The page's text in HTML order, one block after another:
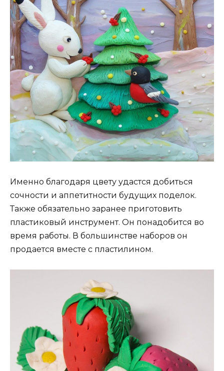
Именно благодаря цвету удастся добиться
сочности и аппетитности будущих поделок.
Также обязательно заранее приготовить
пластиковый инструмент. Он понадобится во
время работы. В большинстве наборов он
продается вместе с пластилином.